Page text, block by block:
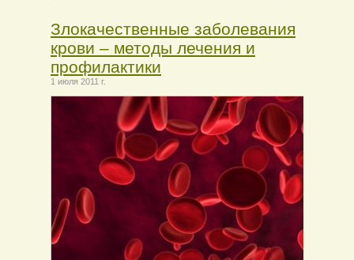
Злокачественные заболевания
крови – методы лечения и
профилактики
1 июля 2011 г.